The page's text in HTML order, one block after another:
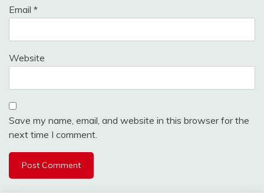
Email *
Website
Save my name, email, and website in this browser for the
next time I comment.